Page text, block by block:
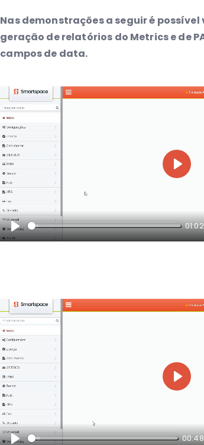
Nas demonstrações a seguir é
geração de relatórios do Metrics e de
campos de data.
Play
01:02
Play
00:48
Play